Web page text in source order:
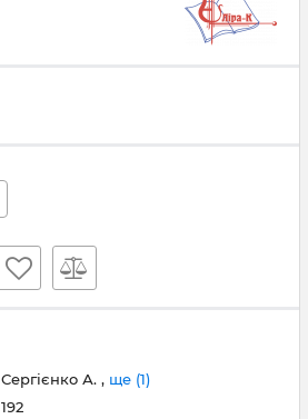
Сергієнко А. , ще (1)
192